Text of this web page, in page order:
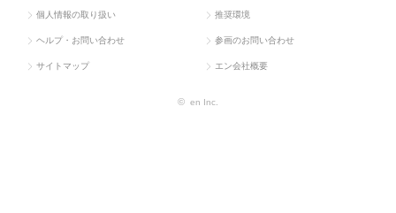
個人情報の取り扱い 推奨環境
ヘルプ・お問い合わせ 参画のお問い合わせ
サイトマップ エン会社概要
© en Inc.